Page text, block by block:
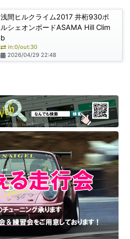
浅間ヒルクライム2017 井桁930ポ
ルシェオンボードASAMA Hill Clim
b
in:0/out:30
2026/04/29 22:48